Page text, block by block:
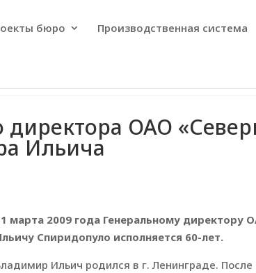
бюро Производственная система
ОАО
Ильича
марта 2009 года Генеральному директору
Спиридопуло исполняется 60-лет.
Ильич родился в г. Ленинграде.